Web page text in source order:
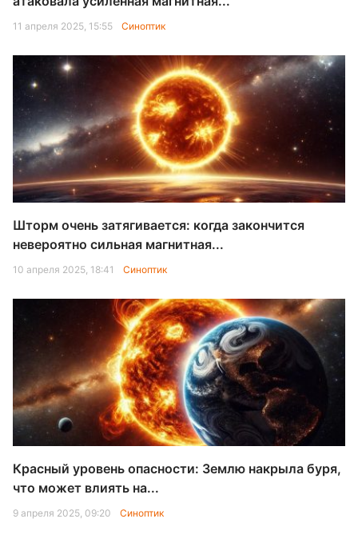
11 апреля 2025, 15:55 Синоптик
Шторм очень затягивается: когда закончится
невероятно сильная магнитная...
10 апреля 2025, 18:41 Синоптик
Красный уровень опасности: Землю накрыла буря,
что может влиять на...
9 апреля 2025, 09:20 Синоптик